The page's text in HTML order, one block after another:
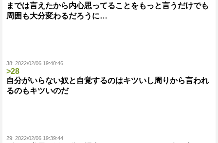
までは言えたから内心思ってることをもっと言うだけでも
周囲も大分変わるだろうに…
38: 2022/02/06 19:40:46
>28
自分がいらない奴と自覚するのはキツいし周りから言われ
るのもキツいのだ
29: 2022/02/06 19:39:44